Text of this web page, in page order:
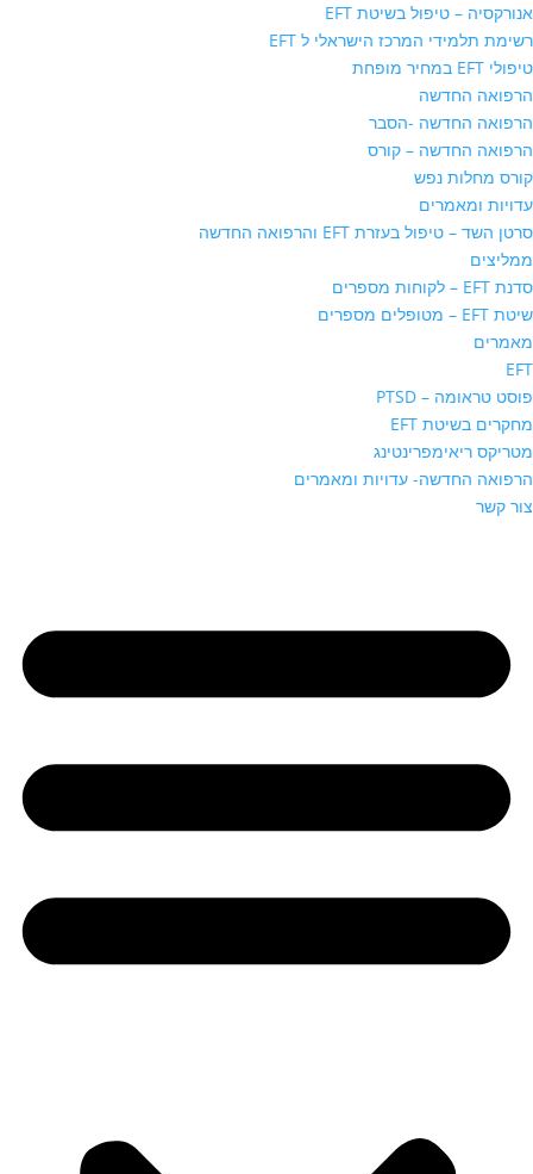
אנורקסיה – טיפול בשיטת EFT
רשימת תלמידי המרכז הישראלי ל EFT
טיפולי EFT במחיר מופחת
הרפואה החדשה
הרפואה החדשה -הסבר
הרפואה החדשה – קורס
קורס מחלות נפש
עדויות ומאמרים
סרטן השד – טיפול בעזרת EFT והרפואה החדשה
ממליצים
סדנת EFT – לקוחות מספרים
שיטת EFT – מטופלים מספרים
מאמרים
EFT
פוסט טראומה – PTSD
מחקרים בשיטת EFT
מטריקס ריאימפרינטינג
הרפואה החדשה- עדויות ומאמרים
צור קשר